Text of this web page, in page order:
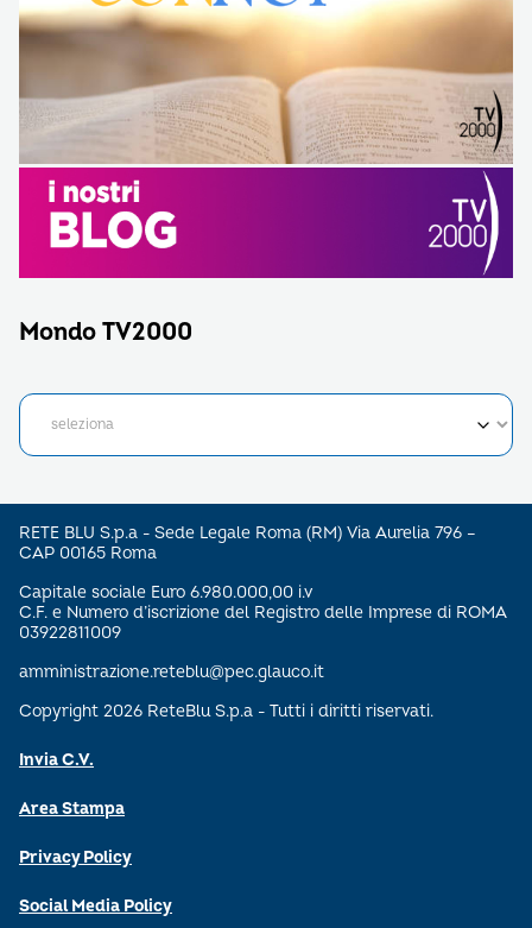
Mondo TV2000
RETE BLU S.p.a - Sede Legale Roma (RM) Via Aurelia 796 –
CAP 00165 Roma
Capitale sociale Euro 6.980.000,00 i.v
C.F. e Numero d’iscrizione del Registro delle Imprese di ROMA
03922811009
amministrazione.reteblu@pec.glauco.it
Copyright 2026 ReteBlu S.p.a - Tutti i diritti riservati.
Invia C.V.
Area Stampa
Privacy Policy
Social Media Policy